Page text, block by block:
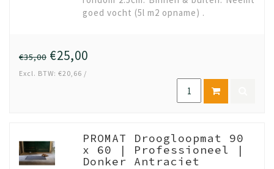
goed vocht (5l m2 opname) .
€35,00 €25,00
Excl. BTW: €20,66 /
PROMAT Droogloopmat 90
x 60 | Professioneel |
Donker Antraciet